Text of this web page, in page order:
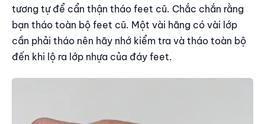
tương tự để cẩn thận tháo feet cũ. Chắc chắn rằng
bạn tháo toàn bộ feet cũ. Một vài hãng có vài lớp
cần phải tháo nên hãy nhớ kiểm tra và tháo toàn bộ
đến khi lộ ra lớp nhựa của đáy feet.